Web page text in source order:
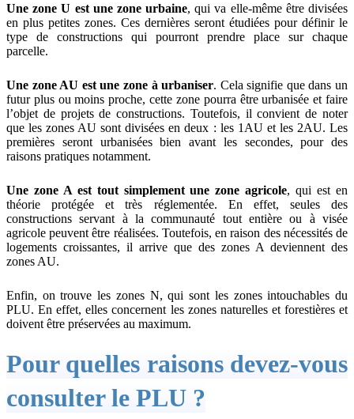
Une zone U est une zone urbaine, qui va elle-même être divisées
en plus petites zones. Ces dernières seront étudiées pour définir le
type de constructions qui pourront prendre place sur chaque
parcelle.
Une zone AU est une zone à urbaniser. Cela signifie que dans un
futur plus ou moins proche, cette zone pourra être urbanisée et faire
l’objet de projets de constructions. Toutefois, il convient de noter
que les zones AU sont divisées en deux : les 1AU et les 2AU. Les
premières seront urbanisées bien avant les secondes, pour des
raisons pratiques notamment.
Une zone A est tout simplement une zone agricole, qui est en
théorie protégée et très réglementée. En effet, seules des
constructions servant à la communauté tout entière ou à visée
agricole peuvent être réalisées. Toutefois, en raison des nécessités de
logements croissantes, il arrive que des zones A deviennent des
zones AU.
Enfin, on trouve les zones N, qui sont les zones intouchables du
PLU. En effet, elles concernent les zones naturelles et forestières et
doivent être préservées au maximum.
Pour quelles raisons devez-vous
consulter le PLU ?